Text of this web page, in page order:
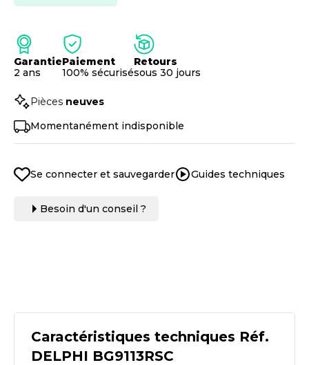
Caractéristiques techniques Réf.
DELPHI BG9113RSC
Garantie
2 ans
Paiement
100% sécurisé
Retours
sous 30 jours
Pièces neuves
Momentanément indisponible
Se connecter et sauvegarder Guides techniques
Besoin d'un conseil ?